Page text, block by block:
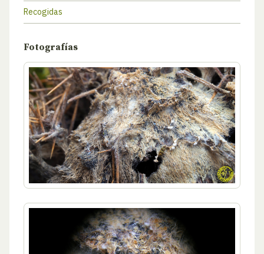
Recogidas
Fotografías